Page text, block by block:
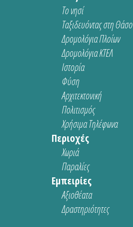
Το νησί
Ταξιδευόντας στη Θάσο
Δρομολόγια Πλοίων
Δρομολόγια ΚΤΕΛ
Ιστορία
Φύση
Αρχιτεκτονική
Πολιτισμός
Χρήσιμα Τηλέφωνα
Περιοχές
Χωριά
Παραλίες
Εμπειρίες
Αξιοθέατα
Δραστηριότητες